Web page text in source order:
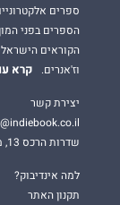
ספרים
הספרים בפני
הקוראים
וז'אנרים.
קרא
יצירת קשר
שדרות הרכס 13, מודיעין
למה אינדיבוק?
תקנון האתר